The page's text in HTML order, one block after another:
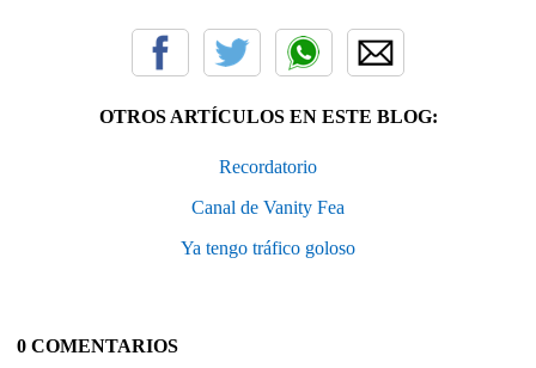
OTROS ARTÍCULOS EN ESTE BLOG:
Recordatorio
Canal de Vanity Fea
Ya tengo tráfico goloso
0 COMENTARIOS